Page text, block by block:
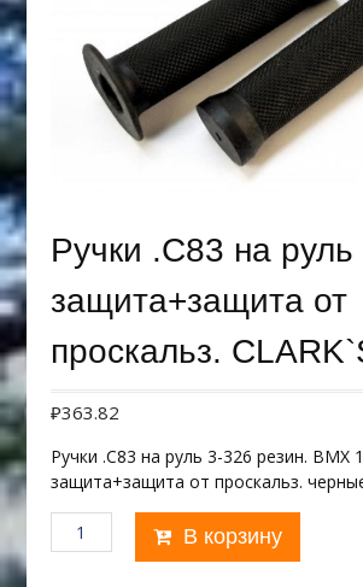
Ручки .С83 на руль
защита+защита от
проскальз.
₽363.82
Ручки .С83 на руль 3-326 резин. BMX
защита+защита от проскальз.
Количество
товара
В корзину